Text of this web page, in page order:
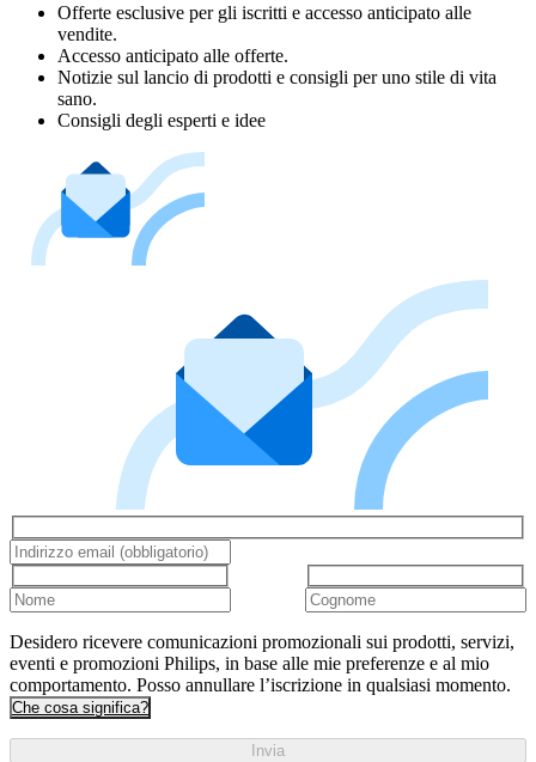
Offerte esclusive per gli iscritti e accesso anticipato alle
vendite.
Accesso anticipato alle offerte.
Notizie sul lancio di prodotti e consigli per uno stile di vita
sano.
Consigli degli esperti e idee
Desidero ricevere comunicazioni promozionali sui prodotti, servizi,
eventi e promozioni Philips, in base alle mie preferenze e al mio
comportamento. Posso annullare l’iscrizione in qualsiasi momento.
Che cosa significa?
Invia